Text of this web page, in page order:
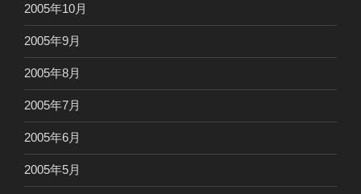
2005年10月
2005年9月
2005年8月
2005年7月
2005年6月
2005年5月